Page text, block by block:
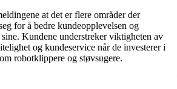
at det er flere områder der
for å bedre kundeopplevelsen og
Kundene understreker viktigheten av
og kundeservice når de investerer i
robotklippere og støvsugere.